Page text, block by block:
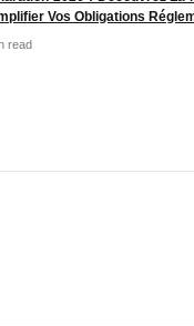
Vos Obligations
read